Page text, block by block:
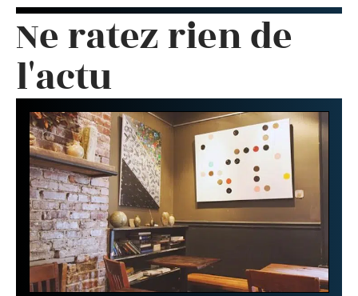
Ne ratez rien de
l'actu